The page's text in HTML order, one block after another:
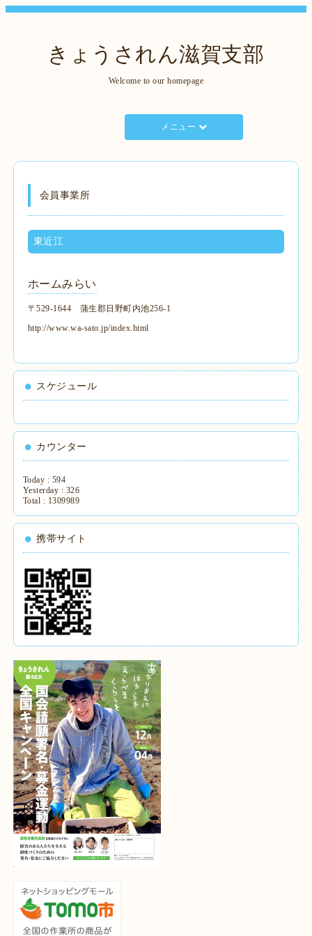
きょうされん滋賀支部
Welcome to our homepage
メニュー
会員事業所
東近江
ホームみらい
〒529-1644 蒲生郡日野町内池256-1
http://www.wa-sato.jp/index.html
スケジュール
カウンター
Today : 594
Yesterday : 326
Total : 1309989
携帯サイト